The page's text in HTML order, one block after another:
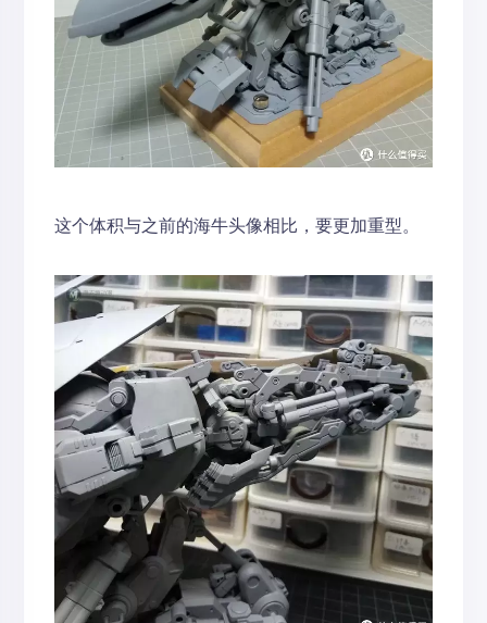
这个体积与之前的海牛头像相比，要更加重型。